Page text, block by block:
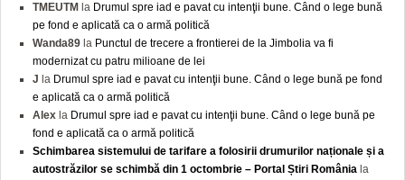
TMEUTM la Drumul spre iad e pavat cu intenţii bune. Când o lege bună
pe fond e aplicată ca o armă politică
Wanda89 la Punctul de trecere a frontierei de la Jimbolia va fi
modernizat cu patru milioane de lei
J la Drumul spre iad e pavat cu intenţii bune. Când o lege bună pe fond
e aplicată ca o armă politică
Alex la Drumul spre iad e pavat cu intenţii bune. Când o lege bună pe
fond e aplicată ca o armă politică
Schimbarea sistemului de tarifare a folosirii drumurilor naționale și a
autostrăzilor se schimbă din 1 octombrie – Portal Știri România la